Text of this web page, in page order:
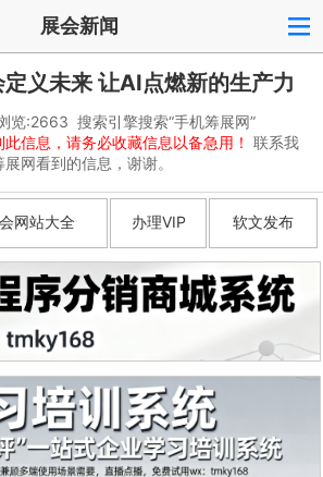
展会新闻
义未来 让AI点燃新的生产力
览:2663 搜索引擎搜索“手机筹展网”
信息，请务必收藏信息以备急用！ 联系我
网看到的信息，谢谢。
网站大全 办理VIP 软文发布